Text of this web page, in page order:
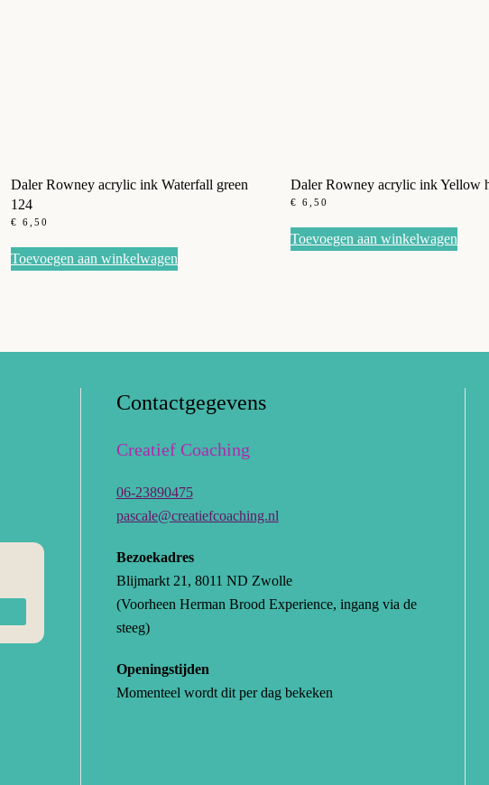
Daler Rowney acrylic ink Waterfall green
124
€ 6,50
Toevoegen aan winkelwagen
Daler Rowney acrylic ink Yellow
€ 6,50
Toevoegen aan winkelwagen
Contactgegevens
Creatief Coaching
06-23890475
pascale@creatiefcoaching.nl
Bezoekadres
Blijmarkt 21, 8011 ND Zwolle
(Voorheen Herman Brood Experience, ingang via de
steeg)
Openingstijden
Momenteel wordt dit per dag bekeken